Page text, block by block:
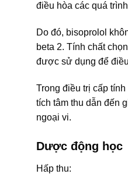
điều hòa các quá
Do đó, bisoprolol
beta 2. Tính chất
được sử dụng để
Trong điều trị cấp
tích tâm thu dẫn đến
ngoại vi.
Dược động học
Hấp thu: